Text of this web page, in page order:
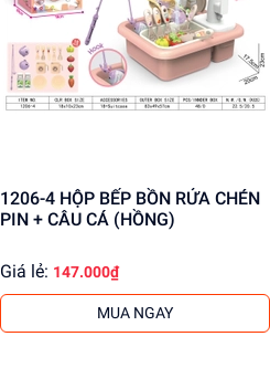
1206-4 HỘP BẾP BỒN RỬA CHÉN
PIN + CÂU CÁ (HỒNG)
Giá lẻ: 147.000₫
MUA NGAY